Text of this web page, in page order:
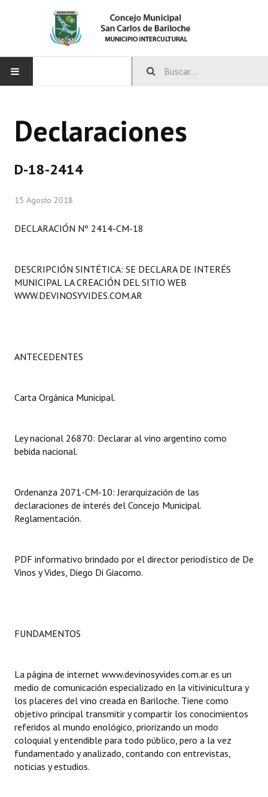
CONCEJO
Comisiones Permanentes
Comisiones Especiales
Programas
Constitución Provincial
Digesto
Organigrama
Informes de Gestión
Dictámenes Asesoría Letrada
Ejecución Presupuestaria
NORMATIVA
Comunicaciones
Declaraciones
Resoluciones
Declaraciones
D-18-2414
15 Agosto 2018
DECLARACIÓN Nº 2414-CM-18
DESCRIPCIÓN SINTÉTICA: SE DECLARA DE INTERÉS
MUNICIPAL LA CREACIÓN DEL SITIO WEB
WWW.DEVINOSYVIDES.COM.AR
ANTECEDENTES
Carta Orgánica Municipal.
Ley nacional 26870: Declarar al vino argentino como
bebida nacional.
Ordenanza 2071-CM-10: Jerarquización de las
declaraciones de interés del Concejo Municipal.
Reglamentación.
PDF informativo brindado por el director periodístico de De
Vinos y Vides, Diego Di Giacomo.
FUNDAMENTOS
La página de internet www.devinosyvides.com.ar es un
medio de comunicación especializado en la vitivinicultura y
los placeres del vino creada en Bariloche. Tiene como
objetivo principal transmitir y compartir los conocimientos
referidos al mundo enológico, priorizando un modo
coloquial y entendible para todo público, pero a la vez
fundamentado y analizado, contando con entrevistas,
noticias y estudios.